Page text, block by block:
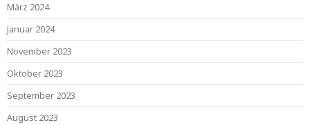
März 2024
Januar 2024
November 2023
Oktober 2023
September 2023
August 2023